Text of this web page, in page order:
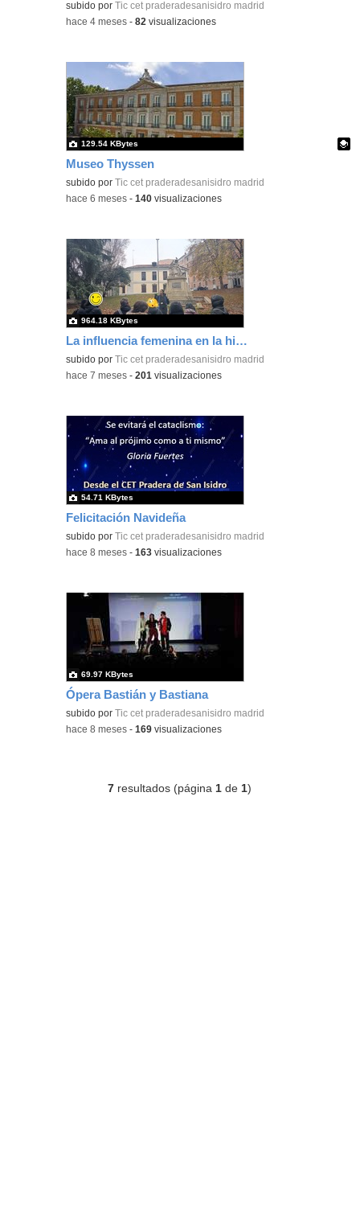
Contenido educativo.
subido porTic cet praderadesanisidro madrid
-hace 4 meses -82 visualizaciones
Museo Thyssen
Contenido educativo.
subido porTic cet praderadesanisidro madrid
129.54 KBytes
-hace 6 meses -140 visualizaciones
La influencia femenina en la historia de Madrid
subido porTic cet praderadesanisidro madrid
964.18 KBytes
-hace 7 meses -201 visualizaciones
Felicitación Navideña
subido porTic cet praderadesanisidro madrid
54.71 KBytes
-hace 8 meses -163 visualizaciones
Ópera Bastián y Bastiana
subido porTic cet praderadesanisidro madrid
69.97 KBytes
-hace 8 meses -169 visualizaciones
7 resultados (página 1 de 1)